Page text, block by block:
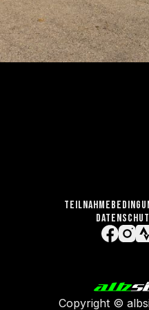
Copyright ©